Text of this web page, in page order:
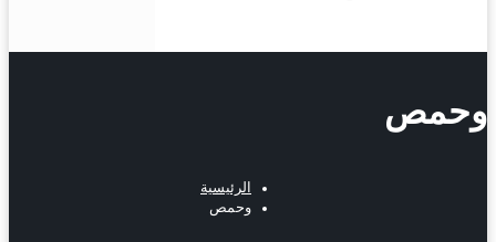
وحمص
الرئيسية
وحمص